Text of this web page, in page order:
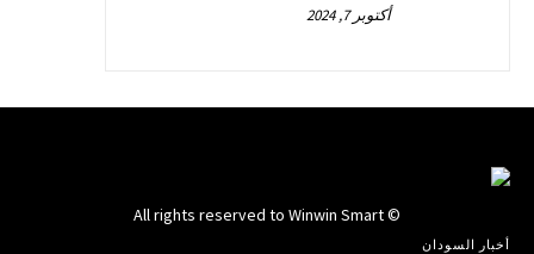
أكتوبر 7, 2024
© All rights reserved to Winwin Smart
أخبار السودان